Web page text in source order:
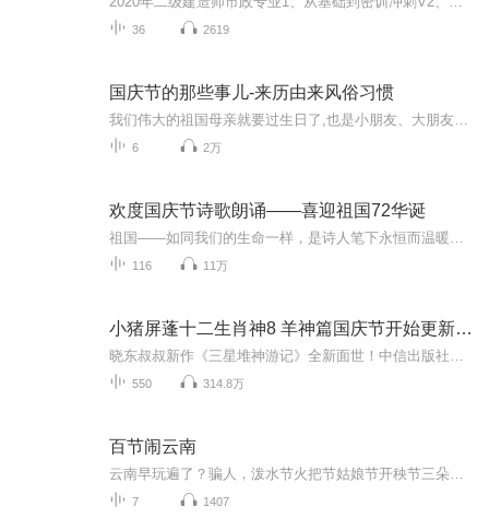
36 2619
国庆节的那些事儿-来历由来风俗习惯
6 2万
欢度国庆节诗歌朗诵——喜迎祖国72华诞
116 11万
小猪屏蓬十二生肖神8 羊神篇国庆节开始更新啦！
550 314.8万
百节闹云南
7 1407